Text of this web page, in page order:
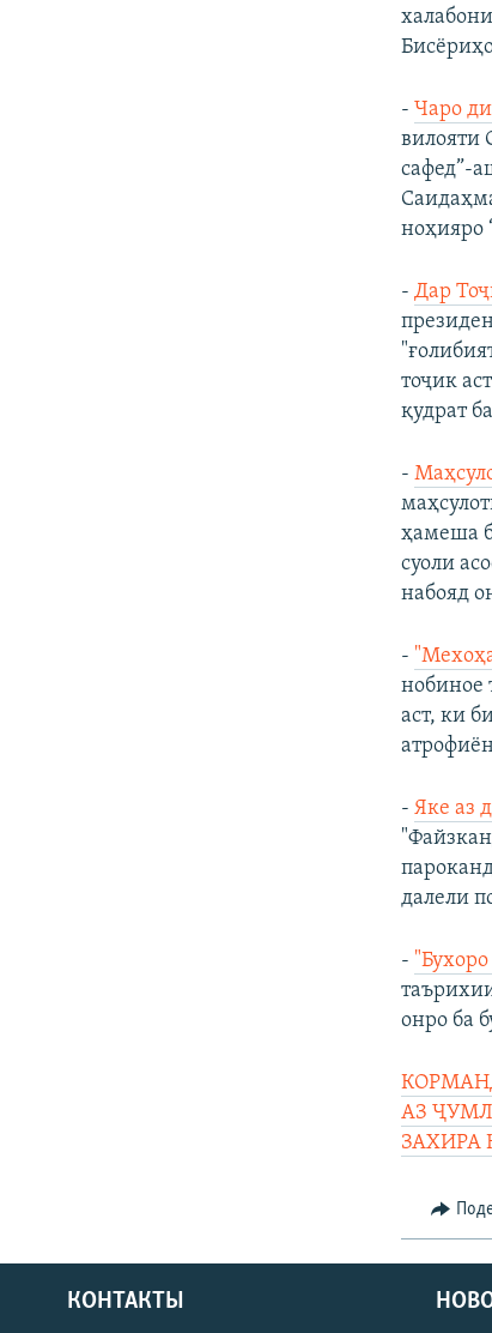
-Чаро
вилояти
сафед”-
ноҳияро
-Дар
тоҷик
қудрат
-
ҳамеша
суоли
набояд
-
нобиное
аст, ки
-Яке аз
далели
-
онро ба
АЗ
ЗАХИРА
КОНТАКТЫ